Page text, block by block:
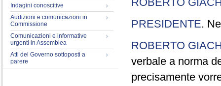
Indagini conoscitive
Audizioni e comunicazioni in
Commissione
Comunicazioni e informative
urgenti in Assemblea
Atti del Governo sottoposti a
parere
PRESIDENTE.
ROBERTO
verbale a norma
precisamente